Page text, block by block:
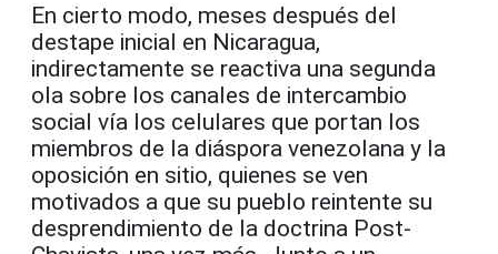
En cierto modo, meses después del
destape inicial en Nicaragua,
indirectamente se reactiva una segunda
ola sobre los canales de intercambio
social vía los celulares que portan los
miembros de la diáspora venezolana y la
oposición en sitio, quienes se ven
motivados a que su pueblo reintente su
desprendimiento de la doctrina Post-